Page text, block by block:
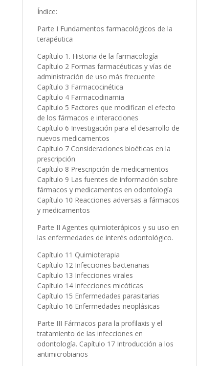
Índice:
Parte I Fundamentos farmacológicos de la
terapéutica
Capítulo 1. Historia de la farmacología
Capítulo 2 Formas farmacéuticas y vías de
administración de uso más frecuente
Capítulo 3 Farmacocinética
Capítulo 4 Farmacodinamia
Capítulo 5 Factores que modifican el efecto
de los fármacos e interacciones
Capítulo 6 Investigación para el desarrollo de
nuevos medicamentos
Capítulo 7 Consideraciones bioéticas en la
prescripción
Capítulo 8 Prescripción de medicamentos
Capítulo 9 Las fuentes de información sobre
fármacos y medicamentos en odontología
Capítulo 10 Reacciones adversas a fármacos
y medicamentos
Parte II Agentes quimioterápicos y su uso en
las enfermedades de interés odontológico.
Capítulo 11 Quimioterapia
Capítulo 12 Infecciones bacterianas
Capítulo 13 Infecciones virales
Capítulo 14 Infecciones micóticas
Capítulo 15 Enfermedades parasitarias
Capítulo 16 Enfermedades neoplásicas
Parte III Fármacos para la profilaxis y el
tratamiento de las infecciones en
odontología. Capítulo 17 Introducción a los
antimicrobianos